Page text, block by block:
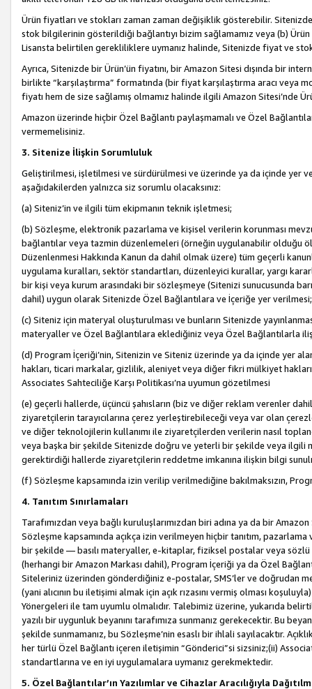
Ürün fiyatları ve stokları zaman zaman değişiklik gösterebilir.
stok bilgilerinin gösterildiği bağlantıyı bizim sağlamamız veya (b)
Lisansta belirtilen gerekliliklere uymanız halinde, Sitenizde fiyat ve
Ayrıca, Sitenizde bir Ürün’ün fiyatını, bir Amazon Sitesi dışında bir
birlikte “karşılaştırma” formatında (bir fiyat karşılaştırma aracı veya
fiyatı hem de size sağlamış olmamız halinde ilgili Amazon Sitesi’nde
Amazon üzerinde hiçbir Özel Bağlantı paylaşmamalı ve Özel
vermemelisiniz.
3. Sitenize İlişkin Sorumluluk
Geliştirilmesi, işletilmesi ve sürdürülmesi ve üzerinde ya da içinde yer
aşağıdakilerden yalnızca siz sorumlu olacaksınız:
(a) Siteniz’in ve ilgili tüm ekipmanın teknik işletmesi;
(b) Sözleşme, elektronik pazarlama ve kişisel verilerin korunması
bağlantılar veya tazmin düzenlemeleri (örneğin uygulanabilir olduğu
Düzenlenmesi Hakkında Kanun da dahil olmak üzere) tüm geçerli
uygulama kuralları, sektör standartları, düzenleyici kurallar, yargı
bir kişi veya kurum arasındaki bir sözleşmeye (Sitenizi sunucusunda
dahil) uygun olarak Sitenizde Özel Bağlantılara ve İçeriğe yer verilmesi;
(c) Siteniz için materyal oluşturulması ve bunların Sitenizde
materyaller ve Özel Bağlantılara eklediğiniz veya Özel Bağlantılarla
(d) Program İçeriği’nin, Sitenizin ve Siteniz üzerinde ya da içinde yer
hakları, ticari markalar, gizlilik, aleniyet veya diğer fikri mülkiyet
Associates Sahteciliğe Karşı Politikası’na uyumun gözetilmesi
(e) geçerli hallerde, üçüncü şahısların (biz ve diğer reklam verenler
ziyaretçilerin tarayıcılarına çerez yerleştirebileceği veya var olan
ve diğer teknolojilerin kullanımı ile ziyaretçilerden verilerin nasıl
veya başka bir şekilde Sitenizde doğru ve yeterli bir şekilde veya ilgili
gerektirdiği hallerde ziyaretçilerin reddetme imkanına ilişkin bilgi
(f) Sözleşme kapsamında izin verilip verilmediğine bakılmaksızın,
4. Tanıtım Sınırlamaları
Tarafımızdan veya bağlı kuruluşlarımızdan biri adına ya da bir
Sözleşme kapsamında açıkça izin verilmeyen hiçbir tanıtım,
bir şekilde — basılı materyaller, e-kitaplar, fiziksel postalar veya sözlü
(herhangi bir Amazon Markası dahil), Program İçeriği ya da Özel
Siteleriniz üzerinden gönderdiğiniz e-postalar, SMS’ler ve doğrudan
(yani alıcının bu iletişimi almak için açık rızasını vermiş olması
Yönergeleri ile tam uyumlu olmalıdır. Talebimiz üzerine, yukarıda
yazılı bir uygunluk beyanını tarafımıza sunmanız gerekecektir. Bu
şekilde sunmamanız, bu Sözleşme’nin esaslı bir ihlali sayılacaktır.
her türlü Özel Bağlantı içeren iletişimin “Gönderici”si sizsiniz;(ii)
standartlarına ve en iyi uygulamalara uymanız gerekmektedir.
5. Özel Bağlantılar’ın Yazılımlar ve Cihazlar Aracılığıyla